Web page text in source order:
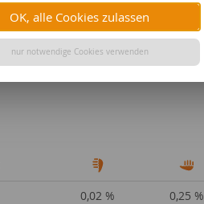
OK, alle Cookies zulassen
nur notwendige Cookies verwenden
0,02 % 0,25 %